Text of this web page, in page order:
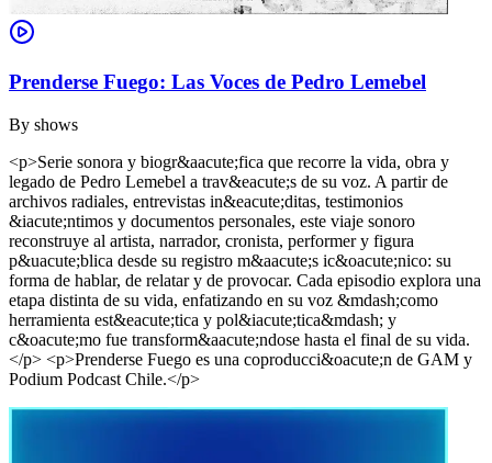
Prenderse Fuego: Las Voces de Pedro Lemebel
By shows
<p>Serie sonora y biogr&aacute;fica que recorre la vida, obra y
legado de Pedro Lemebel a trav&eacute;s de su voz. A partir de
archivos radiales, entrevistas in&eacute;ditas, testimonios
&iacute;ntimos y documentos personales, este viaje sonoro
reconstruye al artista, narrador, cronista, performer y figura
p&uacute;blica desde su registro m&aacute;s ic&oacute;nico: su
forma de hablar, de relatar y de provocar. Cada episodio explora una
etapa distinta de su vida, enfatizando en su voz &mdash;como
herramienta est&eacute;tica y pol&iacute;tica&mdash; y
c&oacute;mo fue transform&aacute;ndose hasta el final de su vida.
</p> <p>Prenderse Fuego es una coproducci&oacute;n de GAM y
Podium Podcast Chile.</p>